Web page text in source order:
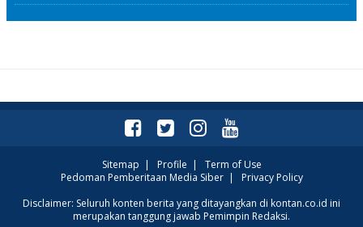
Sitemap | Profile | Term of Use
Pedoman Pemberitaan Media Siber| Privacy Policy
Disclaimer: Seluruh konten berita yang ditayangkan di kontan.co.id ini
merupakan tanggung jawab Pemimpin Redaksi.